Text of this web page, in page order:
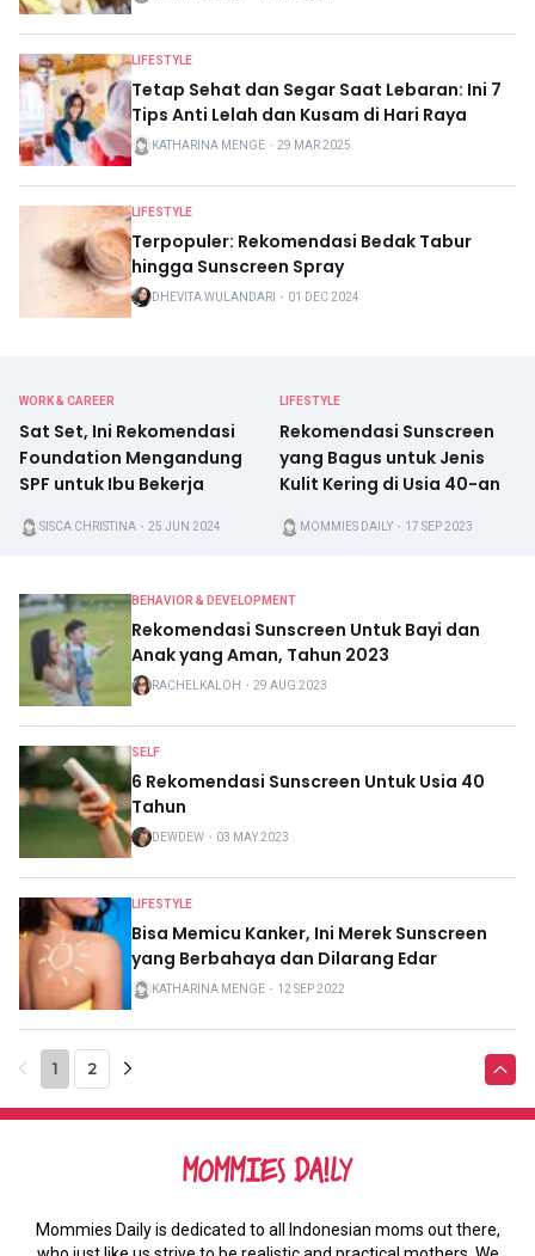
LIFESTYLE
Tetap Sehat dan Segar Saat Lebaran: Ini 7
Tips Anti Lelah dan Kusam di Hari Raya
KATHARINA MENGE ・ 29 MAR 2025
LIFESTYLE
Terpopuler: Rekomendasi Bedak Tabur
hingga Sunscreen Spray
DHEVITA WULANDARI ・ 01 DEC 2024
WORK & CAREER
Sat Set, Ini Rekomendasi
Foundation Mengandung
SPF untuk Ibu Bekerja
SISCA CHRISTINA ・ 25 JUN 2024
LIFESTYLE
Rekomendasi Sunscreen
yang Bagus untuk Jenis
Kulit Kering di Usia 40-an
MOMMIES DAILY ・ 17 SEP 2023
BEHAVIOR & DEVELOPMENT
Rekomendasi Sunscreen Untuk Bayi dan
Anak yang Aman, Tahun 2023
RACHELKALOH ・ 29 AUG 2023
SELF
6 Rekomendasi Sunscreen Untuk Usia 40
Tahun
DEWDEW ・ 03 MAY 2023
LIFESTYLE
Bisa Memicu Kanker, Ini Merek Sunscreen
yang Berbahaya dan Dilarang Edar
KATHARINA MENGE ・ 12 SEP 2022
1 2
Mommies Daily is dedicated to all Indonesian moms out there,